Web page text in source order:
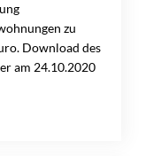
zu
Download des
am 24.10.2020